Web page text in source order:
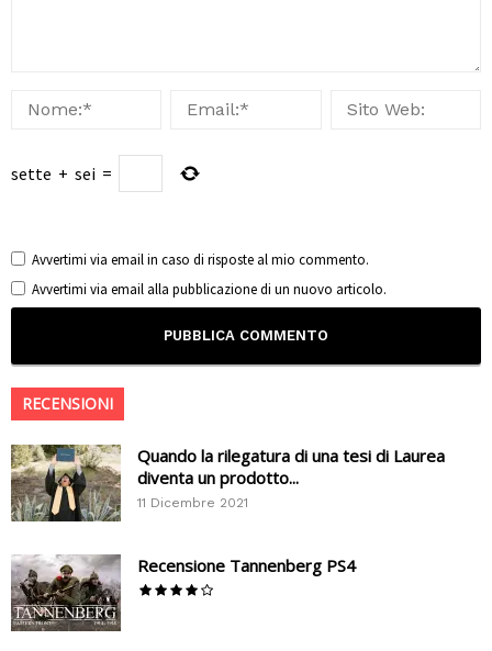
sette + sei =
Avvertimi via email in caso di risposte al mio commento.
Avvertimi via email alla pubblicazione di un nuovo articolo.
RECENSIONI
Quando la rilegatura di una tesi di Laurea
diventa un prodotto...
11 Dicembre 2021
Recensione Tannenberg PS4